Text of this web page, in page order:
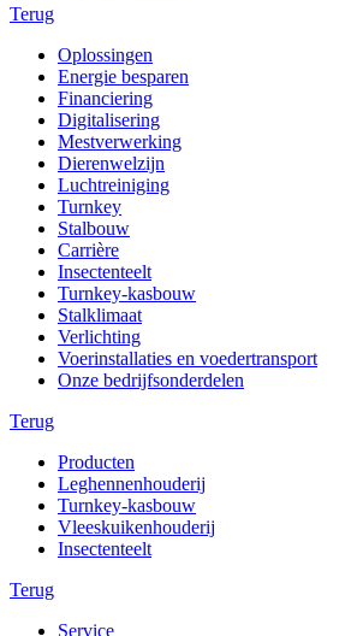
Terug
Oplossingen
Energie besparen
Financiering
Digitalisering
Mestverwerking
Dierenwelzijn
Luchtreiniging
Turnkey
Stalbouw
Carrière
Insectenteelt
Turnkey-kasbouw
Stalklimaat
Verlichting
Voerinstallaties en voedertransport
Onze bedrijfsonderdelen
Terug
Producten
Leghennenhouderij
Turnkey-kasbouw
Vleeskuikenhouderij
Insectenteelt
Terug
Service